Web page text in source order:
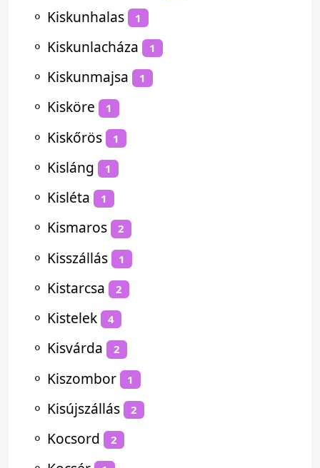
⚬ Kiskunhalas 1
⚬ Kiskunlacháza 1
⚬ Kiskunmajsa 1
⚬ Kisköre 1
⚬ Kiskőrös 1
⚬ Kisláng 1
⚬ Kisléta 1
⚬ Kismaros 2
⚬ Kisszállás 1
⚬ Kistarcsa 2
⚬ Kistelek 4
⚬ Kisvárda 2
⚬ Kiszombor 1
⚬ Kisújszállás 2
⚬ Kocsord 2